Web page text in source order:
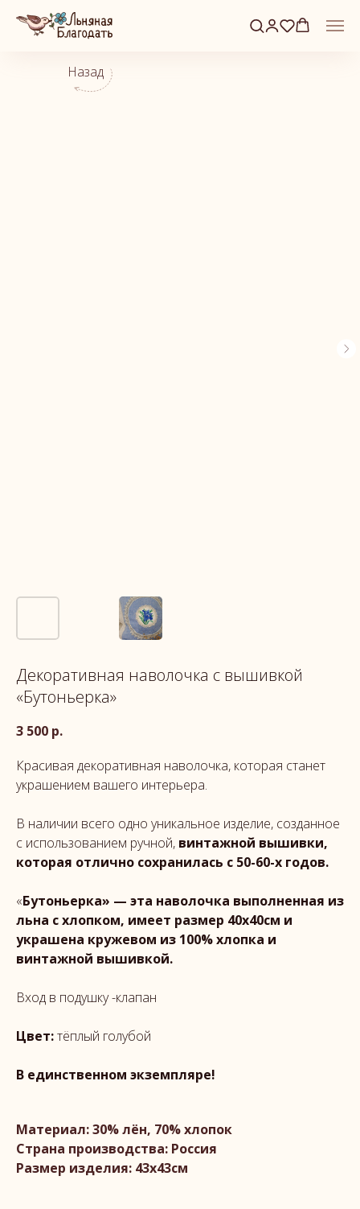
Назад
Декоративная наволочка с вышивкой
«Бутоньерка»
3 500 р.
Красивая декоративная наволочка, которая станет
украшением вашего интерьера.
В наличии всего одно уникальное изделие, созданное
с использованием ручной, винтажной вышивки,
которая отлично сохранилась с 50-60-х годов.
«Бутоньерка» — эта наволочка выполненная из
льна с хлопком, имеет размер 40х40см и
украшена кружевом из 100% хлопка и
винтажной вышивкой.
Вход в подушку -клапан
Цвет:тёплый голубой
В единственном экземпляре!
Материал: 30% лён, 70% хлопок
Страна производства: Россия
Размер изделия: 43х43см